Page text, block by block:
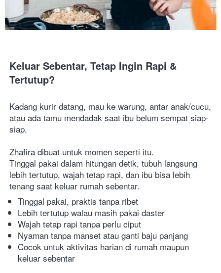
Keluar Sebentar, Tetap Ingin Rapi &
Tertutup?
Kadang kurir datang, mau ke warung, antar anak/cucu,
atau ada tamu mendadak saat ibu belum sempat siap-
siap.
Zhafira dibuat untuk momen seperti itu.
Tinggal pakai dalam hitungan detik, tubuh langsung
lebih tertutup, wajah tetap rapi, dan ibu bisa lebih
tenang saat keluar rumah sebentar.
Tinggal pakai, praktis tanpa ribet
Lebih tertutup walau masih pakai daster
Wajah tetap rapi tanpa perlu ciput
Nyaman tanpa manset atau ganti baju panjang
Cocok untuk aktivitas harian di rumah maupun
keluar sebentar